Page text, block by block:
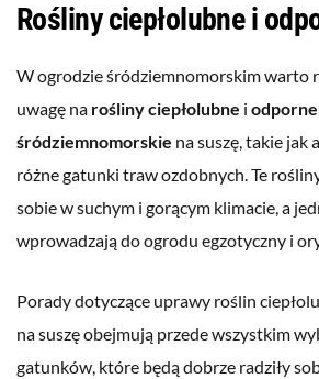
Rośliny ciepłolubne i
W ogrodzie śródziemnomorskim warto
uwagę na rośliny ciepłolubne i
śródziemnomorskie na suszę, takie jak
różne gatunki traw ozdobnych. Te
sobie w suchym i gorącym klimacie, a
wprowadzają do ogrodu egzotyczny i
Porady dotyczące uprawy roślin
na suszę obejmują przede wszystkim
gatunków, które będą dobrze radziły